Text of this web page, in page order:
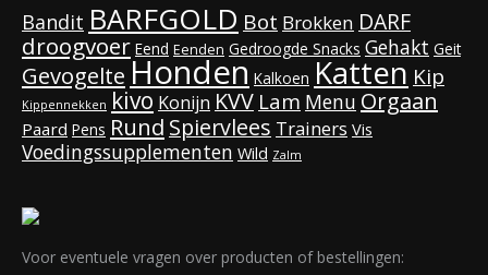
Bandit BARFGOLD Bot Brokken DARF
droogvoer Eend Eenden Gedroogde Snacks Gehakt Geit
GevogelteHonden Kalkoen Katten Kip
Kippennekken kivo Konijn KVV Lam Menu Orgaan
Paard Pens Rund Spiervlees Trainers Vis
Voedingssupplementen Wild Zalm
Voor eventuele vragen over producten of bestellingen: